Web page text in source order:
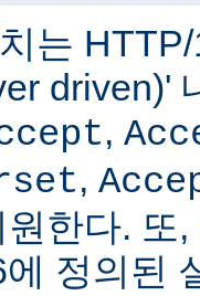
는
driven)'
,
,
원한다. 또
정의된